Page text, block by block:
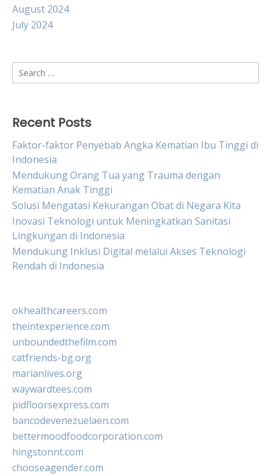
August 2024
July 2024
Search
for:
Recent Posts
Faktor-faktor Penyebab Angka Kematian Ibu Tinggi di
Indonesia
Mendukung Orang Tua yang Trauma dengan
Kematian Anak Tinggi
Solusi Mengatasi Kekurangan Obat di Negara Kita
Inovasi Teknologi untuk Meningkatkan Sanitasi
Lingkungan di Indonesia
Mendukung Inklusi Digital melalui Akses Teknologi
Rendah di Indonesia
okhealthcareers.com
theintexperience.com
unboundedthefilm.com
catfriends-bg.org
marianlives.org
waywardtees.com
pidfloorsexpress.com
bancodevenezuelaen.com
bettermoodfoodcorporation.com
hingstonnt.com
chooseagender.com